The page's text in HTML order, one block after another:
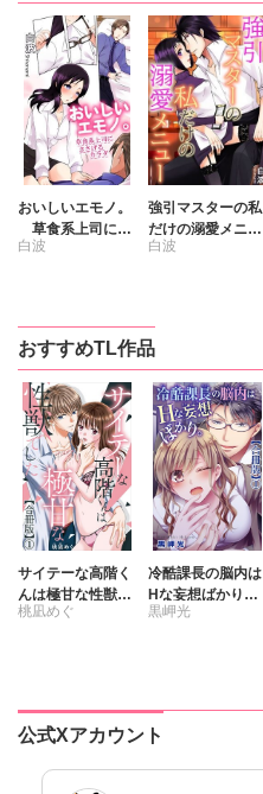
おいしいエモノ。
草食系上司にさ
さげるカラダ
白波
強引マスターの私
だけの溺愛メニュ
ー
白波
おすすめTL作品
サイテーな高階く
んは極甘な性獣で
した【合冊版】
桃凪めぐ
冷酷課長の脳内は
Hな妄想ばかり。
【合冊版】
黒岬光
公式Xアカウント